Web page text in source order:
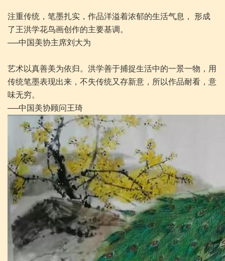
注重传统，笔墨扎实，作品洋溢着浓郁的生活气息， 形成
了王洪学花鸟画创作的主要基调。
──中国美协主席刘大为
艺术以真善美为依归。洪学善于捕捉生活中的一景一物，用
传统笔墨表现出来，不失传统又存新意，所以作品耐看，意
味无穷。
──中国美协顾问王琦